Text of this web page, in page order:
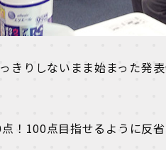
きりしないまま始まった発
！100点目指せるように反省